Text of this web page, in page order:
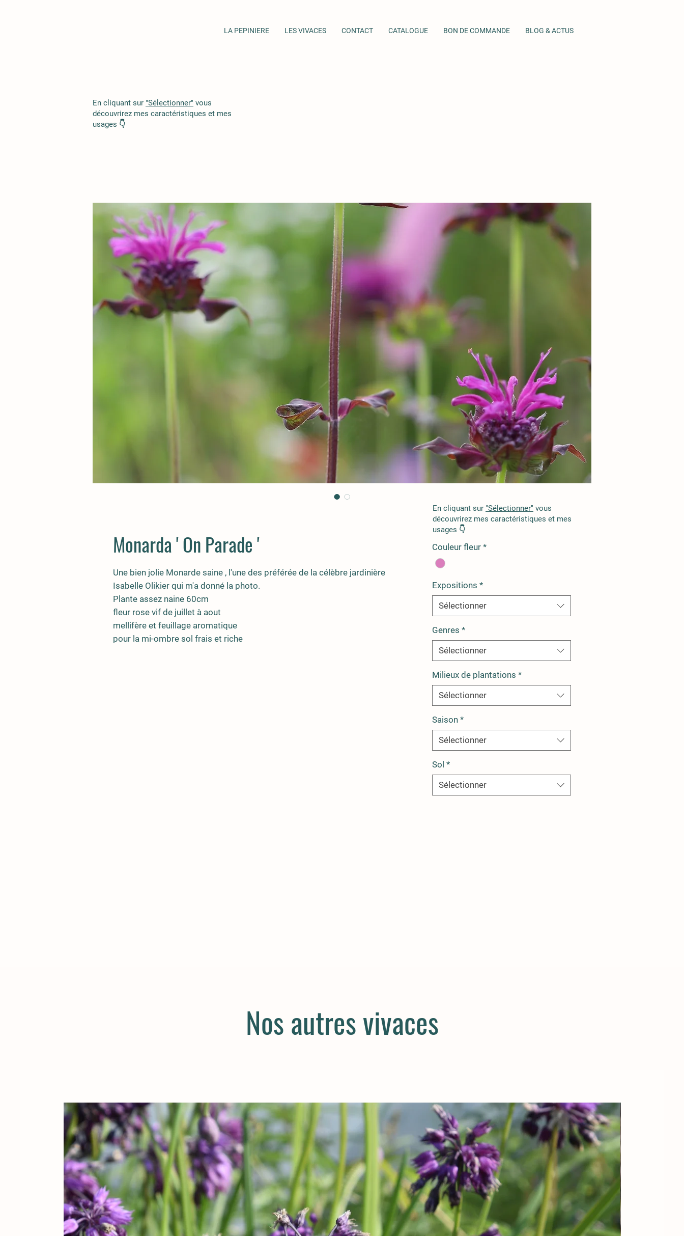
LA PEPINIERE LES VIVACES CONTACT CATALOGUE BON DE COMMANDE BLOG & ACTUS
En cliquant sur "Sélectionner" vous
découvrirez mes caractéristiques et mes
usages 👇
Monarda ' On Parade '
Une bien jolie Monarde saine , l'une des préférée de la célèbre jardinière
Isabelle Olikier qui m'a donné la photo.
Plante assez naine 60cm
fleur rose vif de juillet à aout
mellifère et feuillage aromatique
pour la mi-ombre sol frais et riche
Couleur fleur *
Expositions *
Sélectionner
Genres *
Sélectionner
Milieux de plantations *
Sélectionner
Saison *
Sélectionner
Sol *
Sélectionner
En cliquant sur "Sélectionner" vous
découvrirez mes caractéristiques et mes
usages 👇
Nos autres vivaces